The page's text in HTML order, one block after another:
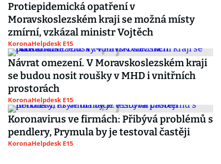
Protiepidemická opatření v
Moravskoslezském kraji se možná místy
zmírní, vzkázal ministr Vojtěch
KoronaHelpdesk E15
Návrat omezení. V Moravskoslezském kraji
se budou nosit roušky v MHD i vnitřních
prostorách
KoronaHelpdesk E15
Koronavirus ve firmách: Přibývá problémů s
pendlery, Prymula by je testoval častěji
KoronaHelpdesk E15